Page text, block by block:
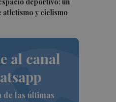
atletismo y ciclismo
al canal
de las últimas